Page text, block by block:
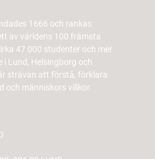
1666 och rankas
av världens 100 främsta
47 000 studenter och mer
i Lund, Helsingborg och
strävan att förstå, förklara
och människors villkor.